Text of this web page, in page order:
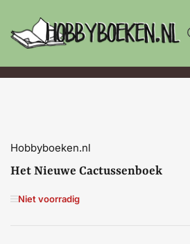
Hobbyboeken.nl
Het Nieuwe Cactussenboek
Niet voorradig